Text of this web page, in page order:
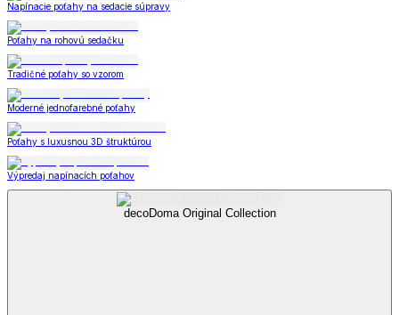
Napínacie poťahy na sedacie súpravy
Poťahy na rohovú sedačku
Tradičné poťahy so vzorom
Moderné jednofarebné poťahy
Poťahy s luxusnou 3D štruktúrou
Výpredaj napínacích poťahov
decoDoma Original Collection